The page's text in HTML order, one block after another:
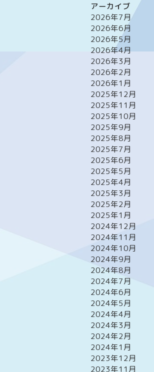
アーカイブ
2026年7月
2026年6月
2026年5月
2026年4月
2026年3月
2026年2月
2026年1月
2025年12月
2025年11月
2025年10月
2025年9月
2025年8月
2025年7月
2025年6月
2025年5月
2025年4月
2025年3月
2025年2月
2025年1月
2024年12月
2024年11月
2024年10月
2024年9月
2024年8月
2024年7月
2024年6月
2024年5月
2024年4月
2024年3月
2024年2月
2024年1月
2023年12月
2023年11月